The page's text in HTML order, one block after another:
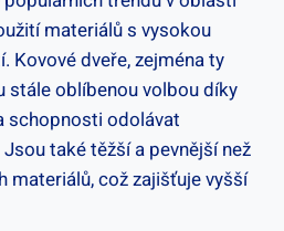
materiálů‍ s vysokou
Kovové dveře, zejména​ ty
stále oblíbenou volbou díky‍
schopnosti ⁣odolávat
také těžší a pevnější⁣ než
materiálů, což‍ zajišťuje ⁣vyšší